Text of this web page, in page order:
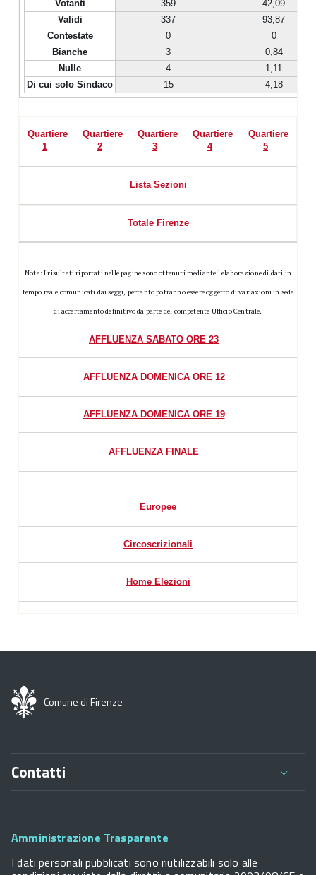
Votanti
359
42,09
Validi
337
93,87
Contestate
0
0
Bianche
3
0,84
Nulle
4
1,11
Di cui solo Sindaco
15 4,18
Quartiere
1
Quartiere
2
Quartiere
3
Quartiere
4
Quartiere
5
Lista Sezioni
Totale Firenze
Nota: I risultati riportati nelle pagine sono ottenuti mediante l'elaborazione di dati in
tempo reale comunicati dai seggi, pertanto potranno essere oggetto di variazioni in sede
di accertamento definitivo da parte del competente Ufficio Centrale.
AFFLUENZA SABATO ORE 23
AFFLUENZA DOMENICA ORE 12
AFFLUENZA DOMENICA ORE 19
AFFLUENZA FINALE
Europee
Circoscrizionali
Home Elezioni
Comune di Firenze
Contatti
Palazzo Vecchio
P.IVA 01307110484
Footer
Amministrazione Trasparente
I dati personali pubblicati sono riutilizzabili solo alle